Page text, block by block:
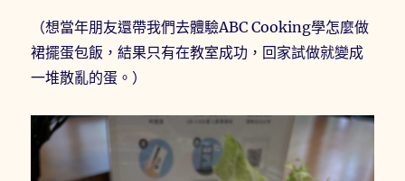
（想當年朋友還帶我們去體驗ABC Cooking學怎麼做
裙擺蛋包飯，結果只有在教室成功，回家試做就變成
一堆散亂的蛋。）